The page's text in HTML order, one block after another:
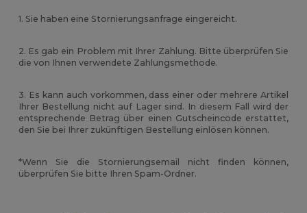
1. Sie haben eine Stornierungsanfrage eingereicht.
2. Es gab ein Problem mit Ihrer Zahlung. Bitte überprüfen Sie
die von Ihnen verwendete Zahlungsmethode.
3. Es kann auch vorkommen, dass einer oder mehrere Artikel
Ihrer Bestellung nicht auf Lager sind. In diesem Fall wird der
entsprechende Betrag über einen Gutscheincode erstattet,
den Sie bei Ihrer zukünftigen Bestellung einlösen können.
*Wenn Sie die Stornierungsemail nicht finden können,
überprüfen Sie bitte Ihren Spam-Ordner.